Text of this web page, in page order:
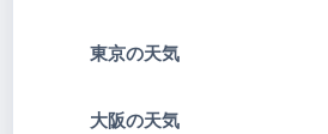
東京の天気
大阪の天気